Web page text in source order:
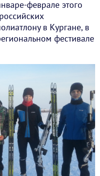
феврале этого
в Кургане, в
фестивале